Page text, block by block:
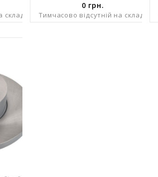
0 грн.
Тимчасово відсутній на складі